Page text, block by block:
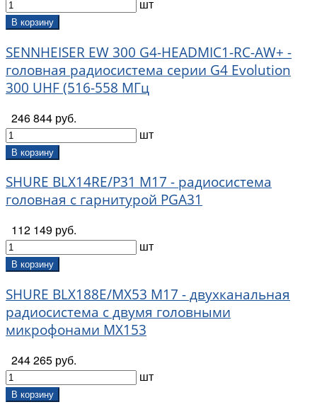
шт
В корзину
SENNHEISER EW 300 G4-HEADMIC1-RC-AW+ -
головная радиосистема серии G4 Evolution
300 UHF (516-558 МГц
246 844 руб.
шт
В корзину
SHURE BLX14RE/P31 M17 - радиосистема
головная с гарнитурой PGA31
112 149 руб.
шт
В корзину
SHURE BLX188E/MX53 M17 - двухканальная
радиосистема с двумя головными
микрофонами MX153
244 265 руб.
шт
В корзину